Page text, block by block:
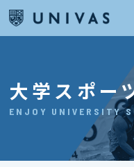
大学スポー
ENJOY UNIVERSITY